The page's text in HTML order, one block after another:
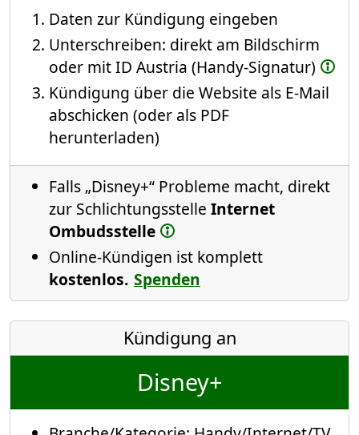
Daten zur Kündigung eingeben
Unterschreiben: direkt am Bildschirm
oder mit ID Austria (Handy-Signatur)
Kündigung über die Website als E-Mail
abschicken (oder als PDF
herunterladen)
Falls „Disney+“ Probleme macht, direkt
zur Schlichtungsstelle Internet
Ombudsstelle
Online-Kündigen ist komplett
kostenlos. Spenden
Kündigung an
Disney+